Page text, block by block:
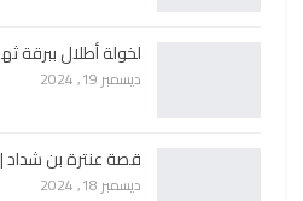
لخولة أطلال ببرقة
ديسمبر 19, 2024
قصة عنترة بن شداد
ديسمبر 18, 2024